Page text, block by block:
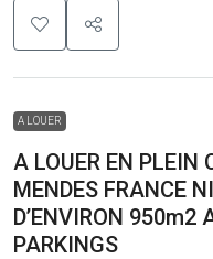
A LOUER
A LOUER EN PLEIN
MENDES FRANCE
D’ENVIRON 950m2
PARKINGS